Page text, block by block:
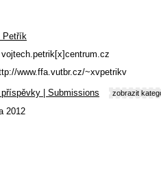
Petřík
vojtech.petrik[x]centrum.cz
www.ffa.vutbr.cz/~xvpetrikv
| Submissions
zobrazit
2012